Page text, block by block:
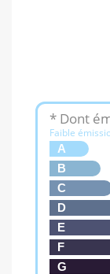
* Dont
Faible
A
B
C
D
E
F
G